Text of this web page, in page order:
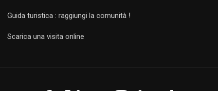
Guida turistica : raggiungi la comunità !
Scarica una visita online